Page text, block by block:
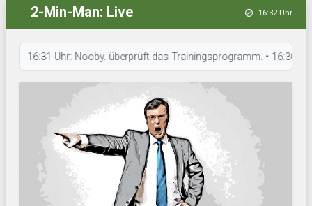
2-Min-Man: Live 16:32 Uhr
Uhr: Nooby. überprüft das Trainingsprogramm. • 16:30 Uhr: